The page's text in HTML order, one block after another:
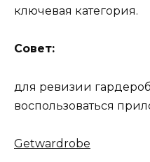
ключевая категория.
Совет:
для ревизии
воспользоваться
Getwardrobe